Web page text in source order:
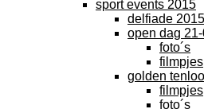
sport events 2015
delfiade 2015
open dag
foto´s
filmpjes
golden
filmpjes
foto´s